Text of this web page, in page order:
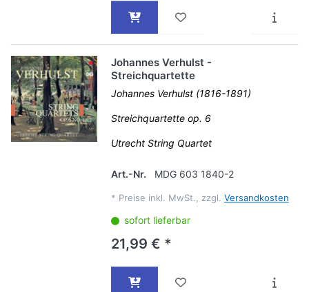
Johannes Verhulst -
Streichquartette
Johannes Verhulst (1816-1891)
Streichquartette op. 6
Utrecht String Quartet
Art.-Nr. MDG 603 1840-2
* Preise inkl. MwSt., zzgl. Versandkosten
sofort lieferbar
21,99 € *